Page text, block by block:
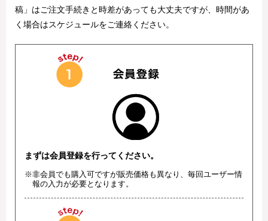
稿」はご注文手続きと時差があっても大丈夫ですが、時間があ
く場合はスケジュールをご連絡ください。
まずは会員登録を行ってください。
※非会員でも購入可ですが販売価格も異なり、毎回ユーザー情
報の入力が必要となります。